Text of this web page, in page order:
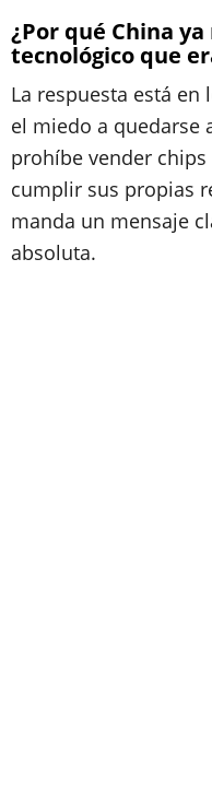
¿Por qué China
tecnológico que
La respuesta está en
el miedo a quedarse
prohíbe vender
cumplir sus propias
manda un mensaje
absoluta.